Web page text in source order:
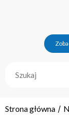
Strona główna /